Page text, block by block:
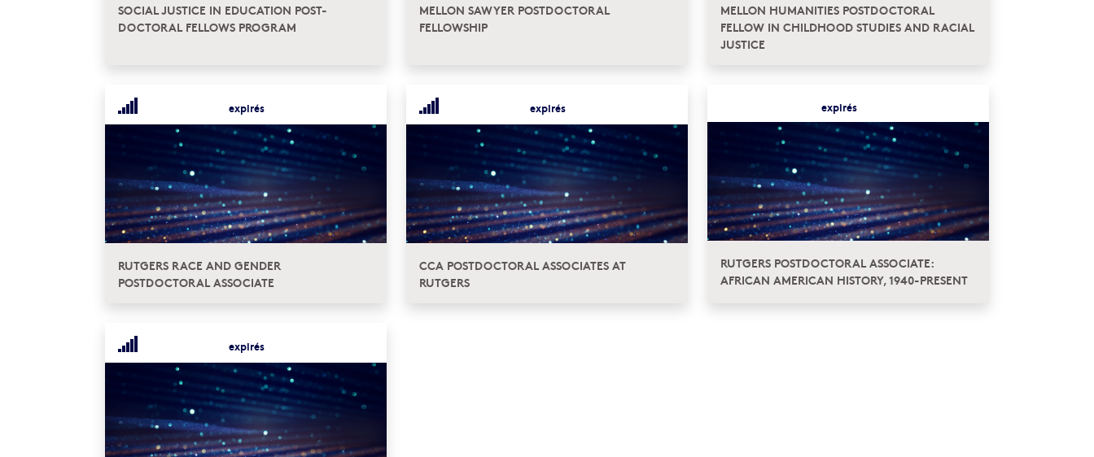
SOCIAL JUSTICE IN EDUCATION POST-
DOCTORAL FELLOWS PROGRAM
MELLON SAWYER POSTDOCTORAL
FELLOWSHIP
MELLON HUMANITIES POSTDOCTORAL
FELLOW IN CHILDHOOD STUDIES AND RACIAL
JUSTICE
expirés
RUTGERS RACE AND GENDER
POSTDOCTORAL ASSOCIATE
expirés
CCA POSTDOCTORAL ASSOCIATES AT
RUTGERS
expirés
RUTGERS POSTDOCTORAL ASSOCIATE:
AFRICAN AMERICAN HISTORY, 1940-PRESENT
expirés